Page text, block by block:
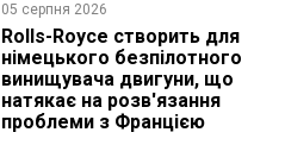
05 серпня 2026
Rolls-Royce створить для
німецького безпілотного
винищувача двигуни, що
натякає на розв'язання
проблеми з Францією